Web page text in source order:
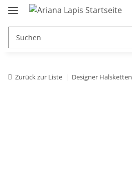
Zurück zur Liste Designer Halsketten